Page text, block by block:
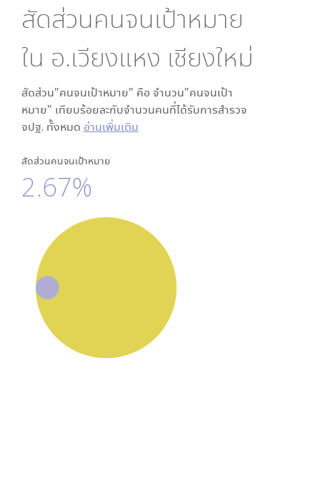
สัดส่วนคนจนเป้าหมาย
ใน อ.เวียงแหง เชียงใหม่
สัดส่วน"คนจนเป้าหมาย" คือ จำนวน"คนจนเป้า
หมาย" เทียบร้อยละกับจำนวนคนที่ได้รับการสำรวจ
จปฐ. ทั้งหมด อ่านเพิ่มเติม
สัดส่วนคนจนเป้าหมาย
2.67%